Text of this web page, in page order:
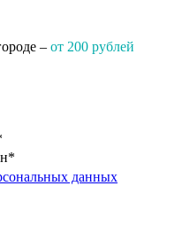
– от 200 рублей
*
данных